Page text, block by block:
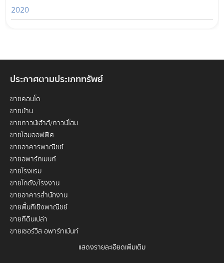
2020
ประกาศตามประเภททรัพย์
ขายคอนโด
ขายบ้าน
ขายทาวน์เฮ้าส์/ทาวน์โฮม
ขายโฮมออฟฟิศ
ขายอาคารพาณิชย์
ขายอพาร์ทเมนท์
ขายโรงแรม
ขายโกดัง/โรงงาน
ขายอาคารสำนักงาน
ขายพื้นที่เชิงพาณิชย์
ขายที่ดินเปล่า
ขายเซอร์วิส อพาร์ทเม้นท์
แสดงรายละเอียดเพิ่มเติม